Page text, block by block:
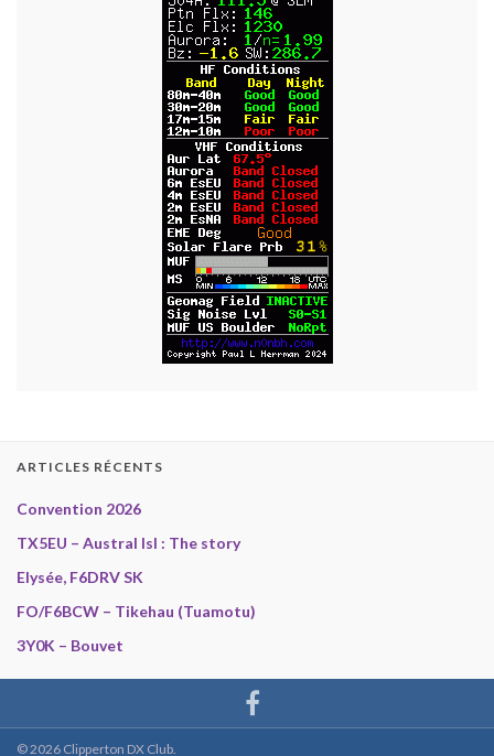
ARTICLES RÉCENTS
Convention 2026
TX5EU – Austral Isl : The story
Elysée, F6DRV SK
FO/F6BCW – Tikehau (Tuamotu)
3Y0K – Bouvet
© 2026 Clipperton DX Club.